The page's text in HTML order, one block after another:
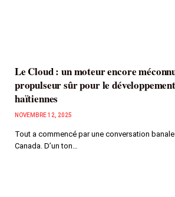
Le Cloud : un moteur encore
propulseur sûr pour le
haïtiennes
NOVEMBRE 12, 2025
Tout a commencé par une conversation
Canada. D’un ton…